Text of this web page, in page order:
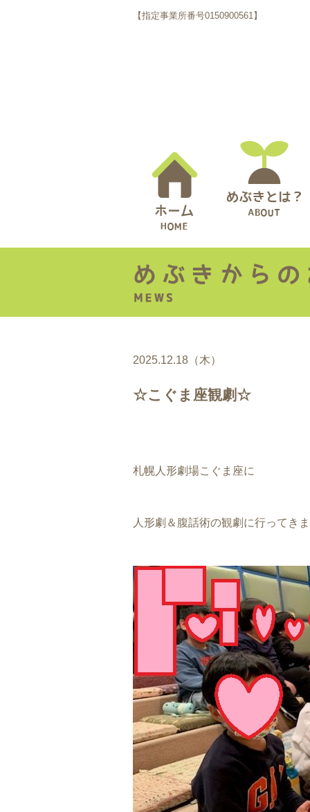
【指定事業所番号0150900561】
2025.12.18（木）
☆こぐま座観劇☆
札幌人形劇場こぐま座に
人形劇＆腹話術の観劇に行ってき